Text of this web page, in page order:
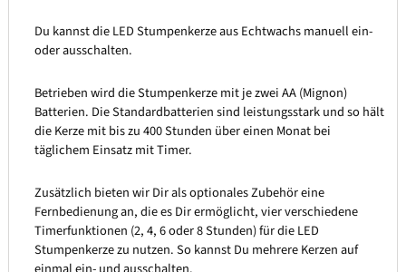
Du kannst die LED Stumpenkerze aus Echtwachs manuell ein-
oder ausschalten.
Betrieben wird die Stumpenkerze mit je zwei AA (Mignon)
Batterien. Die Standardbatterien sind leistungsstark und so hält
die Kerze mit bis zu 400 Stunden über einen Monat bei
täglichem Einsatz mit Timer.
Zusätzlich bieten wir Dir als optionales Zubehör eine
Fernbedienung an, die es Dir ermöglicht, vier verschiedene
Timerfunktionen (2, 4, 6 oder 8 Stunden) für die LED
Stumpenkerze zu nutzen. So kannst Du mehrere Kerzen auf